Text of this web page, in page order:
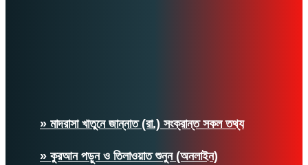
» মাদরাসা খাতুনে জান্নাত (রা.) সংক্রান্ত সকল তথ্য
» কুরআন পড়ুন ও তিলাওয়াত শুনুন (অনলাইন)